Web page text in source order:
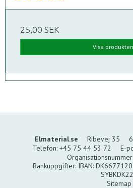
25,00 SEK
Visa produkten
Elmaterial.se Ribevej 35
Telefon: +45 75 44 53 72 E-
Organisationsnummer:
Bankuppgifter:IBAN:
SYBKDK22
Sitemap